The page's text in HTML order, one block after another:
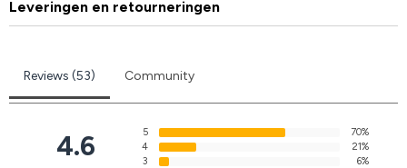
Leveringen en retourneringen
Reviews (53) Community
4.6 5
70%
4
21%
3
6%